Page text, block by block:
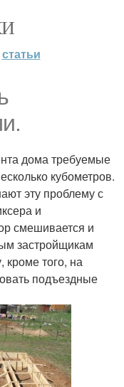
статьи
дома требуемые
кубометров.
эту проблему с
и
смешивается и
застройщикам
кроме того, на
подъездные